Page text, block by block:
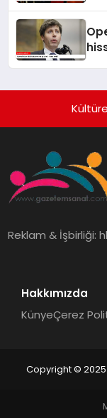
Reklam & İşbirliği:
Hakkımızda
KünyeÇerez
Copyright © 2025